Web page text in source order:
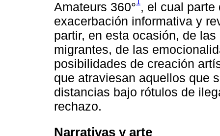
Amateurs 360° , el cual parte
exacerbación informativa y
partir, en esta ocasión, de
migrantes, de las
posibilidades de creación
que atraviesan aquellos que
distancias bajo rótulos de
rechazo.
Narrativas y arte